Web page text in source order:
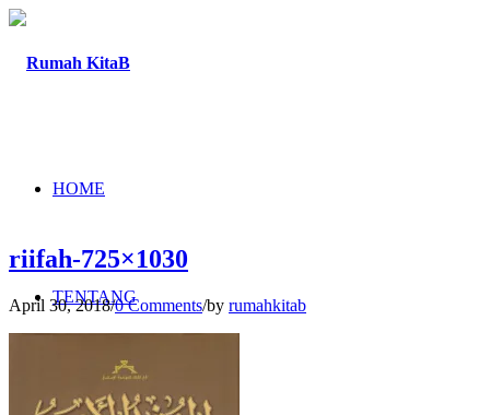
HOME
TENTANG
PROGRAM
riifah-725×1030
April 30, 2018/0 Comments/by rumahkitab